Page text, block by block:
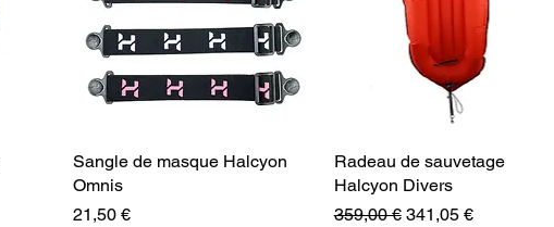
Aperçu rapide
Sangle de masque Halcyon
Omnis
Prix
21,50 €
Aperçu rapide
Radeau de sauvetage
Halcyon Divers
Prix original
359,00 € Prix promotionnel
341,05 €